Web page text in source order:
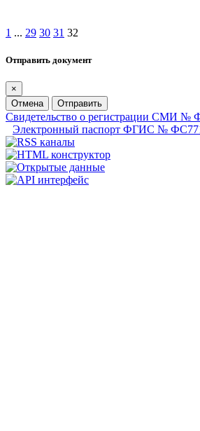
1 ... 29 30 31 32
Отправить документ
×
Отмена
Отправить
Свидетельство о регистрации СМИ №
Электронный паспорт ФГИС №